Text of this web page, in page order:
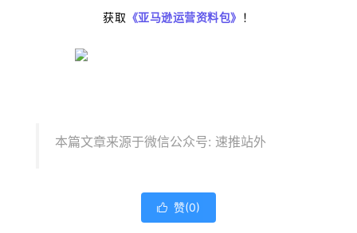
获取 《亚马逊运营资料包》 ！
本篇文章来源于微信公众号: 速推站外
 赞(0)